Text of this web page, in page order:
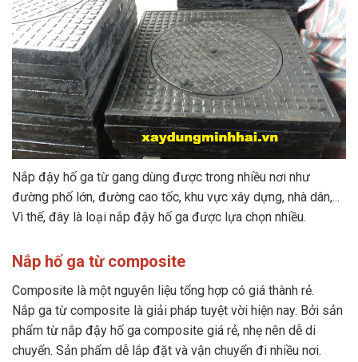
Nắp đậy hố ga từ gang dùng được trong nhiều nơi như
đường phố lớn, đường cao tốc, khu vực xây dựng, nhà dân,...
Vì thế, đây là loại nắp đậy hố ga được lựa chọn nhiều.
Nắp hố ga từ composite
Composite là một nguyên liệu tổng hợp có giá thành rẻ.
Nắp ga từ composite là giải pháp tuyệt vời hiện nay. Bởi sản
phẩm từ nắp đậy hố ga composite giá rẻ, nhẹ nên dễ di
chuyển. Sản phẩm dễ lắp đặt và vận chuyển đi nhiều nơi.